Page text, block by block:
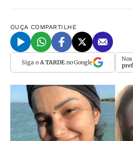
OUÇA COMPARTILHE
Siga o A TARDEno Google